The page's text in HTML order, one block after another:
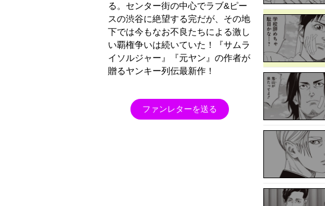
る。センター街の中心でラブ&ピー
スの渋谷に絶望する完だが、その地
下では今もなお不良たちによる激し
い覇権争いは続いていた！『サムラ
イソルジャー』『元ヤン』の作者が
贈るヤンキー列伝最新作！
ファンレターを送る